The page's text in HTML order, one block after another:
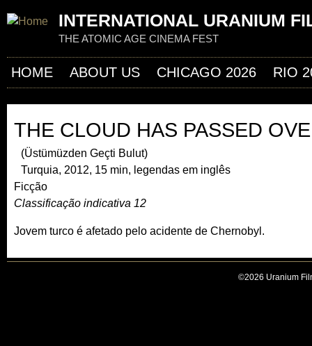
INTERNATIONAL URANIUM
THE ATOMIC AGE CINEMA FEST
THE CLOUD HAS PASSED
(Üstümüzden Geçti Bulut)
Turquia, 2012, 15 min, legendas em inglês
Ficção
Classificação indicativa 12
Jovem turco é afetado pelo acidente de Chernobyl.
HOME ABOUT US CHICAGO 2026 RIO
©2026 Uranium